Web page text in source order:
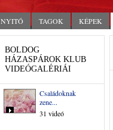
NYITÓ TAGOK KÉPEK
BOLDOG
HÁZASPÁROK KLUB
VIDEÓGALÉRIÁI
Családoknak
zene...
31 videó